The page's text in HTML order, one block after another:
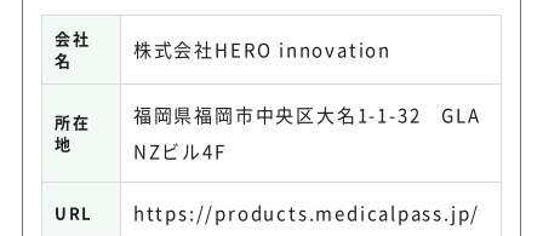
会社
名
株式会社HERO innovation
所在
地
福岡県福岡市中央区大名1-1-32 GLA
NZビル4F
URL https://products.medicalpass.jp/